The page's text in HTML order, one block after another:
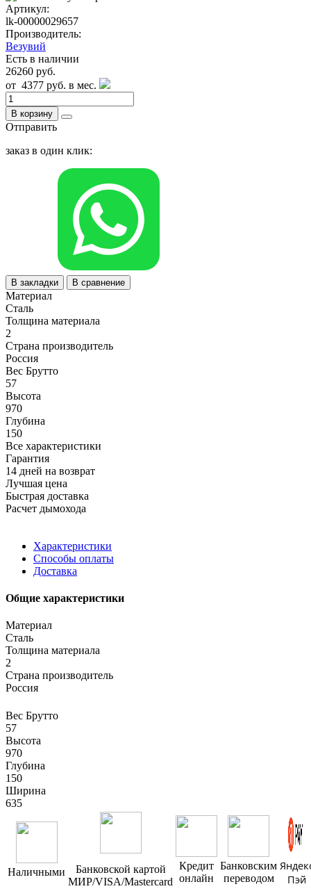
Артикул:
lk-00000029657
Производитель:
Везувий
Есть в наличии
26260 руб.
от 4377 руб. в мес.
В корзину
Отправить
заказ в один клик:
В закладки В сравнение
Материал
Сталь
Толщина материала
2
Страна производитель
Россия
Вес Брутто
57
Высота
970
Глубина
150
Все характеристики
Гарантия
14 дней на возврат
Лучшая цена
Быстрая доставка
Расчет дымохода
Характеристики
Способы оплаты
Доставка
Общие характеристики
Материал
Сталь
Толщина материала
2
Страна производитель
Россия
Вес Брутто
57
Высота
970
Глубина
150
Ширина
635
Наличными
Банковской картой
МИР/VISA/Mastercard
Кредит
онлайн
Банковским
переводом
Пэй